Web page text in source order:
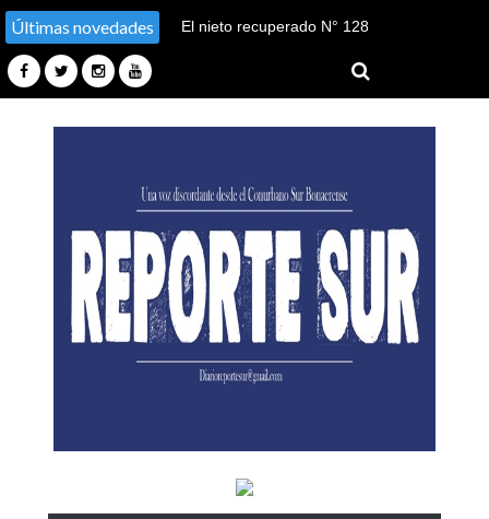
Últimas novedades
El nieto recuperado N° 128
sustracción y sustitución de
identidad en Tucumán